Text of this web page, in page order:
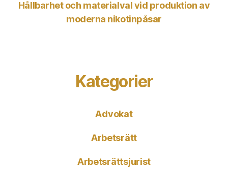
Hållbarhet och materialval vid produktion av
moderna nikotinpåsar
Kategorier
Advokat
Arbetsrätt
Arbetsrättsjurist